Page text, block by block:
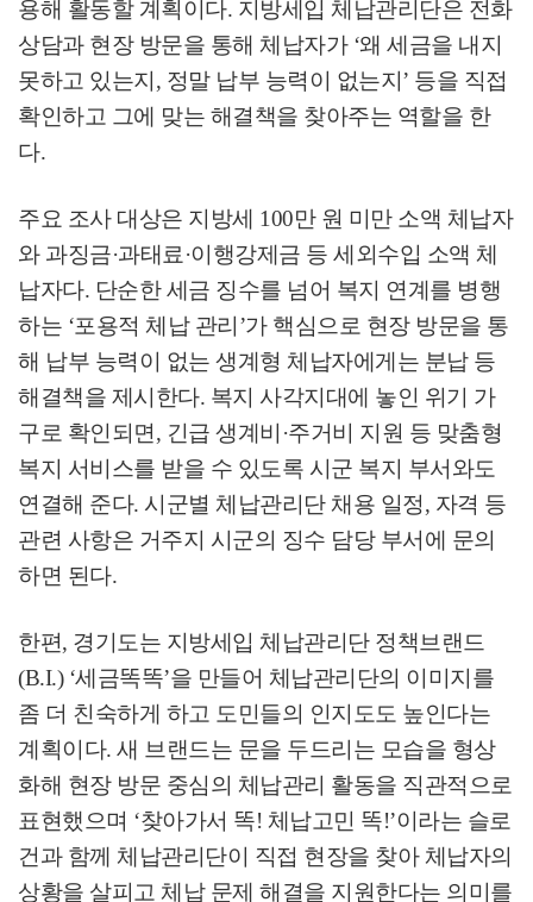
용해 활동할 계획이다. 지방세입 체납관리단은 전화
상담과 현장 방문을 통해 체납자가 ‘왜 세금을 내지
못하고 있는지, 정말 납부 능력이 없는지’ 등을 직접
확인하고 그에 맞는 해결책을 찾아주는 역할을 한
다.
주요 조사 대상은 지방세 100만 원 미만 소액 체납자
와 과징금·과태료 ·이행강제금 등 세외수입 소액 체
납자다. 단순한 세금 징수를 넘어 복지 연계를 병행
하는 ‘포용적 체납 관리’가 핵심으로 현장 방문을 통
해 납부 능력이 없는 생계형 체납자에게는 분납 등
해결책을 제시한다. 복지 사각지대에 놓인 위기 가
구로 확인되면, 긴급 생계비 ·주거비 지원 등 맞춤형
복지 서비스를 받을 수 있도록 시군 복지 부서와도
연결해 준다. 시군별 체납관리단 채용 일정, 자격 등
관련 사항은 거주지 시군의 징수 담당 부서에 문의
하면 된다.
한편, 경기도는 지방세입 체납관리단 정책브랜드
(B.I.) ‘세금똑똑’을 만들어 체납관리단의 이미지를
좀 더 친숙하게 하고 도민들의 인지도도 높인다는
계획이다. 새 브랜드는 문을 두드리는 모습을 형상
화해 현장 방문 중심의 체납관리 활동을 직관적으로
표현했으며 ‘찾아가서 똑! 체납고민 똑!’이라는 슬로
건과 함께 체납관리단이 직접 현장을 찾아 체납자의
상황을 살피고 체납 문제 해결을 지원한다는 의미를